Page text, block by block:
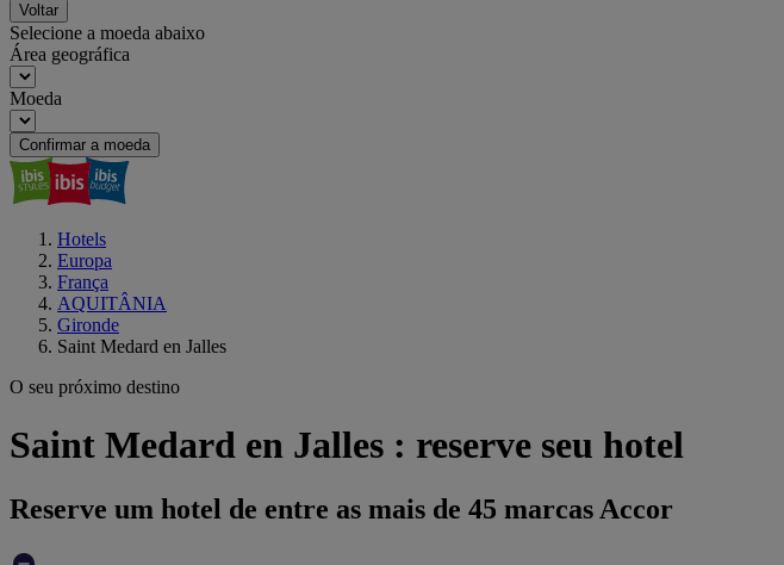
Voltar
Selecione a moeda abaixo
Área geográfica
Moeda
Confirmar a moeda
Hotels
Europa
França
AQUITÂNIA
Gironde
Saint Medard en Jalles
O seu próximo destino
Saint Medard en Jalles : reserve seu hotel
Reserve um hotel de entre as mais de 45 marcas Accor